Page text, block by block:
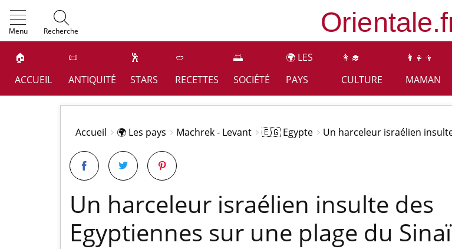
Menu Recherche
🏠
ACCUEIL
📜
ANTIQUITÉ
🕺
STARS
🥙
RECETTES
🌅
SOCIÉTÉ
🌍 LES
PAYS
👩‍🎓
CULTURE
👩‍👧‍👦
MAMAN
Accueil 🌍 Les pays Machrek - Levant 🇪🇬 Egypte Un harceleur israélien
Un harceleur israélien insulte des
Egyptiennes sur une plage du Sinaï